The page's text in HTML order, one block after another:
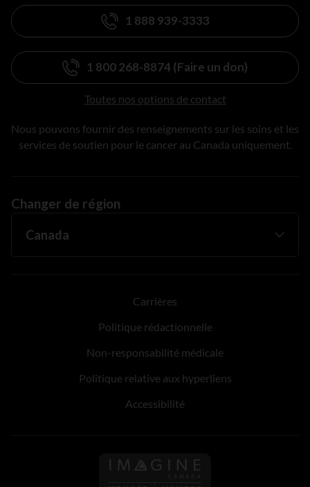
1 888 939-3333
1 800 268-8874 (Faire un don)
Toutes nos options de contact
Nous pouvons fournir des renseignements sur les soins et les
services de soutien pour le cancer au Canada uniquement.
Changer de région
Carrières
Politique rédactionnelle
Non-responsabilité médicale
Politique relative aux hyperliens
Accessibilité